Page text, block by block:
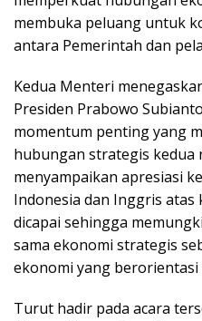
membuka peluang untuk
antara Pemerintah dan
Kedua Menteri
Presiden Prabowo
momentum penting yang
hubungan strategis kedua
menyampaikan apresiasi
Indonesia dan Inggris atas
dicapai sehingga
sama ekonomi strategis
ekonomi yang berorientasi
Turut hadir pada acara